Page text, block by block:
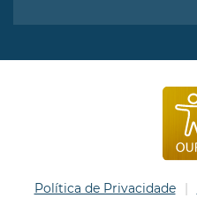
Política de Privacidade